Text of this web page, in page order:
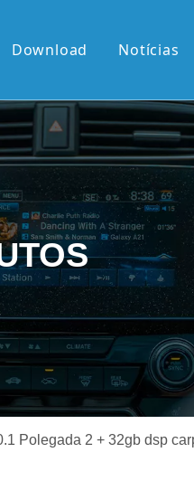
Download Notícias
Polegada 2 + 32gb dsp